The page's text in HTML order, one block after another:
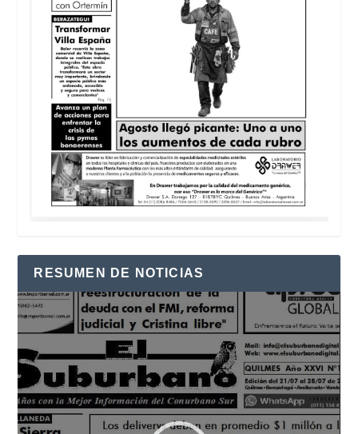
RESUMEN DE NOTICIAS
Reproductor
de
vídeo